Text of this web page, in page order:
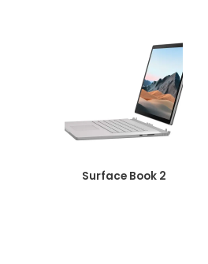
Surface Book 2